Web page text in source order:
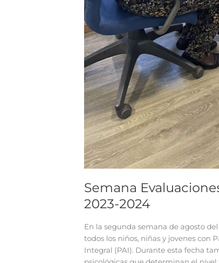
Semana
2023-2024
En la segunda semana de agosto
todos los niños, niñas y jovenes con
Integral (PAI). Durante esta fecha